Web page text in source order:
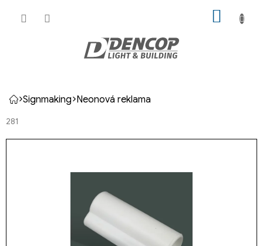
Domů
Signmaking Neonová reklama
281